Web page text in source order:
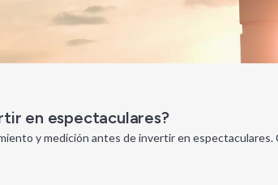
en espectaculares?
y medición antes de invertir en